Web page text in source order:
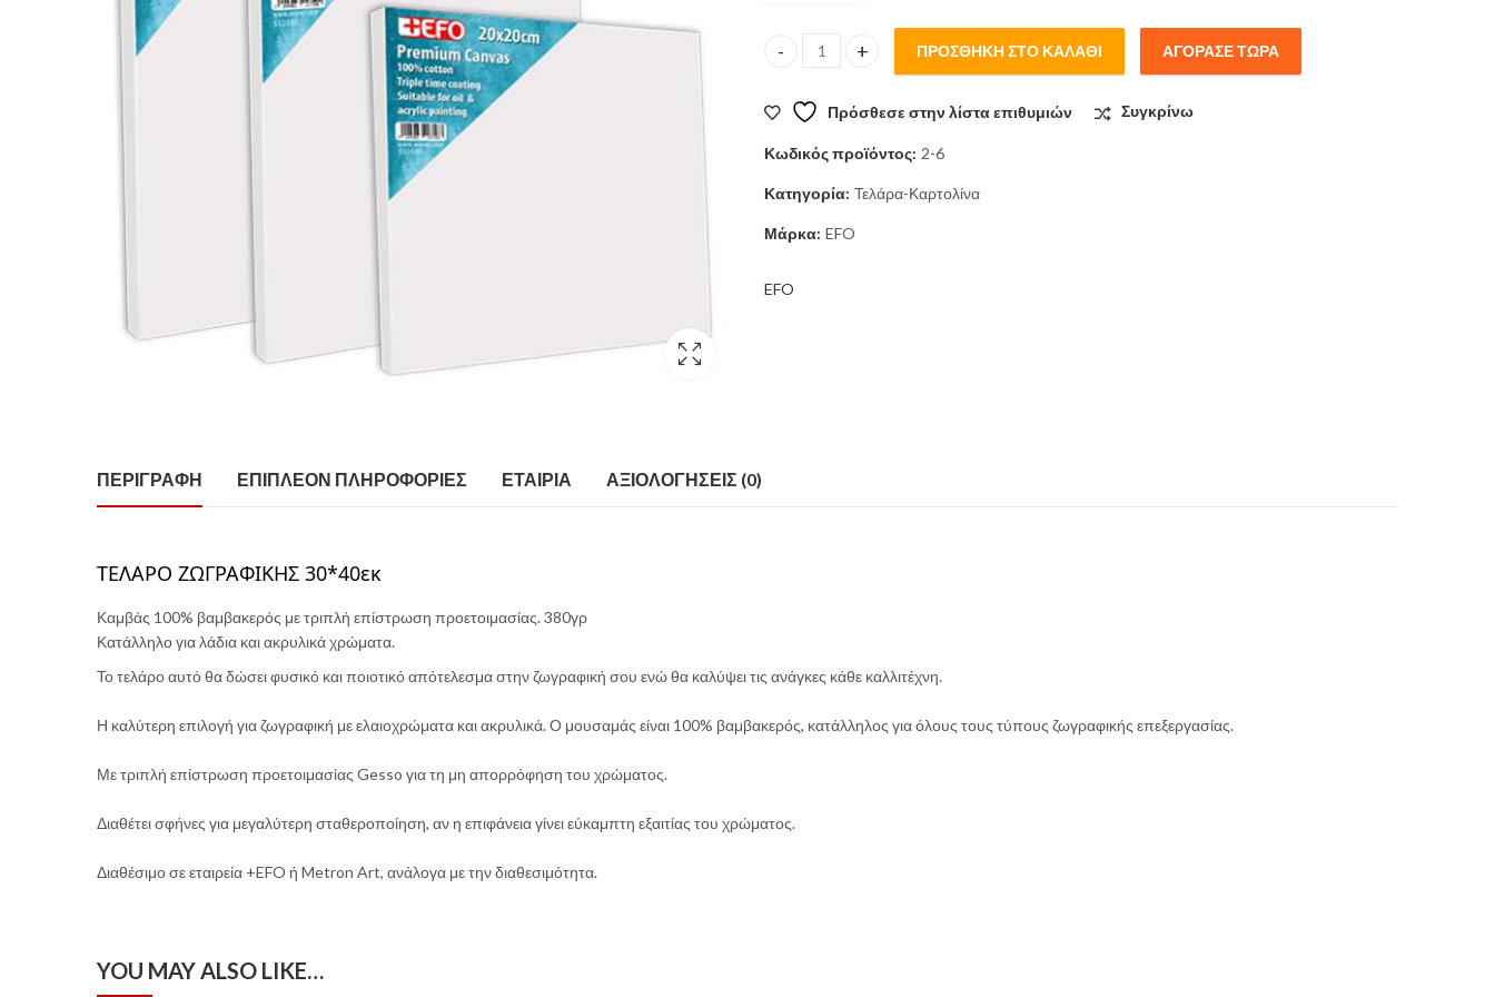
ΤΕΛΑΡΟ ΖΩΓΡΑΦΙΚΗΣ 30*40εκ quantity
ΠΡΟΣΘΉΚΗ ΣΤΟ ΚΑΛΆΘΙ ΑΓΌΡΑΣΕ ΤΏΡΑ
Πρόσθεσε στην λίστα επιθυμιών Συγκρίνω
Κωδικός προϊόντος: 2-6
Κατηγορία: Τελάρα-Καρτολίνα
Μάρκα: EFO
EFO
ΠΕΡΙΓΡΑΦΉ ΕΠΙΠΛΈΟΝ ΠΛΗΡΟΦΟΡΊΕΣ ΕΤΑΙΡΊΑ ΑΞΙΟΛΟΓΉΣΕΙΣ (0)
ΤΕΛΑΡΟ ΖΩΓΡΑΦΙΚΗΣ 30*40εκ
Καμβάς 100% βαμβακερός με τριπλή επίστρωση προετοιμασίας. 380γρ
Κατάλληλο για λάδια και ακρυλικά χρώματα.
Το τελάρο αυτό θα δώσει φυσικό και ποιοτικό απότελεσμα στην ζωγραφική σου ενώ θα καλύψει τις ανάγκες κάθε καλλιτέχνη.
Η καλύτερη επιλογή για ζωγραφική με ελαιοχρώματα και ακρυλικά. Ο μουσαμάς είναι 100% βαμβακερός, κατάλληλος για όλους τους τύπους ζωγραφικής επεξεργασίας.
Με τριπλή επίστρωση προετοιμασίας Gesso για τη μη απορρόφηση του χρώματος.
Διαθέτει σφήνες για μεγαλύτερη σταθεροποίηση, αν η επιφάνεια γίνει εύκαμπτη εξαιτίας του χρώματος.
Διαθέσιμο σε εταιρεία +EFO ή Metron Art, ανάλογα με την διαθεσιμότητα.
YOU MAY ALSO LIKE…